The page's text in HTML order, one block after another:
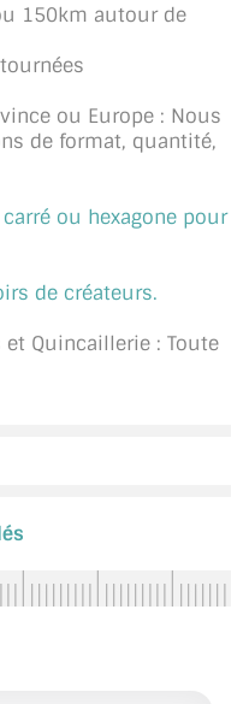
150km autour de
ou Europe : Nous
de format, quantité,
ou hexagone pour
de créateurs.
Quincaillerie : Toute